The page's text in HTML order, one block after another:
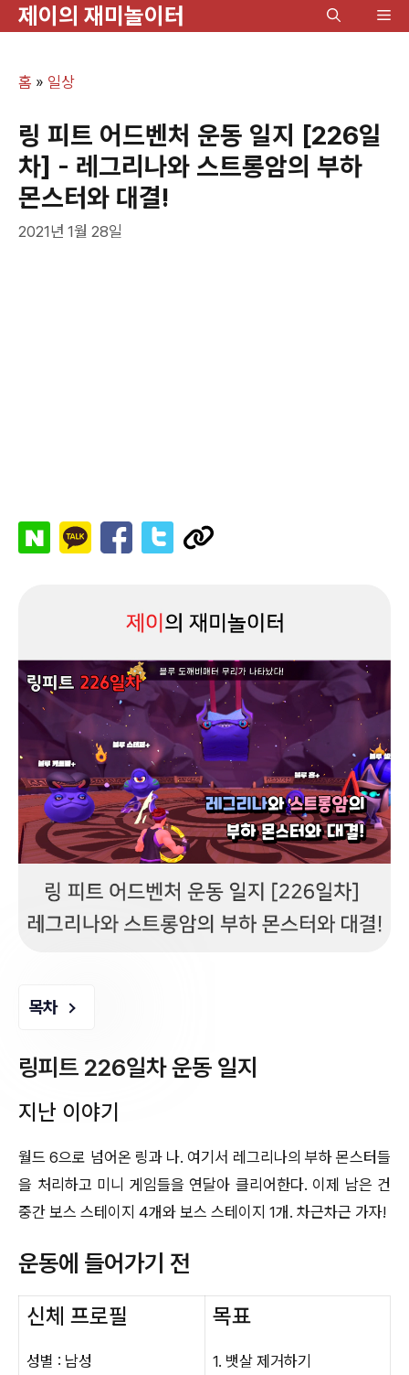
제이의 재미놀이터
메
홈 » 일상
링 피트 어드벤처 운동 일지 [226일
차] - 레그리나와 스트롱암의 부하
몬스터와 대결!
2021년 1월 28일
목차
링피트 226일차 운동 일지
지난 이야기
월드 6으로 넘어온 링과 나. 여기서 레그리나의 부하 몬스터들
을 처리하고 미니 게임들을 연달아 클리어한다. 이제 남은 건
중간 보스 스테이지 4개와 보스 스테이지 1개. 차근차근 가자!
운동에 들어가기 전
신체 프로필
성별 : 남성
목표
1. 뱃살 제거하기